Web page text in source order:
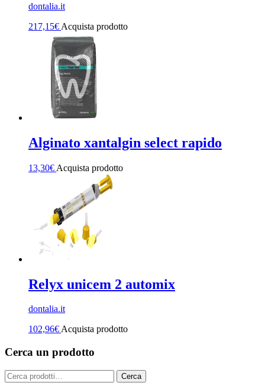
dontalia.it
217,15€ Acquista prodotto
Alginato xantalgin select rapido
13,30€ Acquista prodotto
Relyx unicem 2 automix
dontalia.it
102,96€Acquista prodotto
Cerca un prodotto
Cerca: Cerca